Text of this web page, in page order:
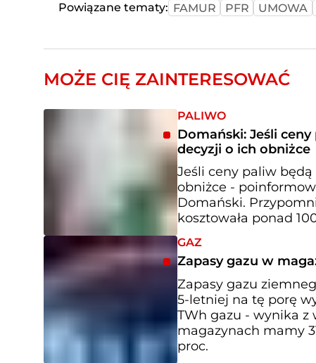
Powiązane tematy: FAMUR PFR UMOWA
MOŻE CIĘ ZAINTERESOWAĆ
PALIWO
Domański: Jeśli
decyzji o ich obniżce
Jeśli ceny paliw
obniżce -
Domański.
kosztowała ponad
GAZ
Zapasy gazu w
Zapasy gazu
5-letniej na tę porę
TWh gazu - wynika z
magazynach mamy
proc.